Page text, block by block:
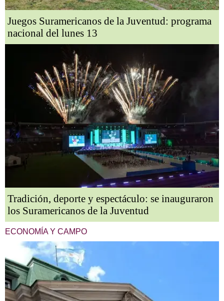
Juegos Suramericanos de la Juventud: programa
nacional del lunes 13
Tradición, deporte y espectáculo: se inauguraron
los Suramericanos de la Juventud
ECONOMÍA Y CAMPO